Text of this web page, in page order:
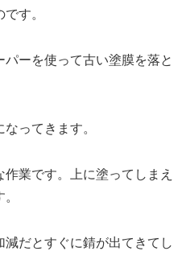
す。
ーを使って古い塗膜を落と
ってきます。
作業です。上に塗ってしまえ
だとすぐに錆が出てきてし